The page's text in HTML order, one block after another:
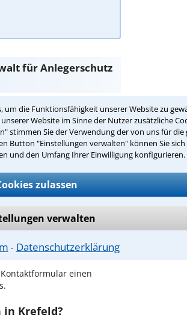
um die Funktionsfähigkeit unserer Website zu
Website im Sinne der Nutzer zusätzliche
stimmen Sie der Verwendung der von uns für die
Button "Einstellungen verwalten" können Sie
und den Umfang Ihrer Einwilligung konfigurieren.
zulassen
verwalten
⁃ Datenschutzerklärung
für Anlegerschutz
aus Krefeld und
Anlegerschutz in
Beratungstermin
einen
in Krefeld?